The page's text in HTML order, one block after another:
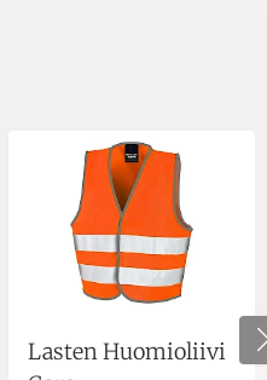
Lasten Huomioliivi